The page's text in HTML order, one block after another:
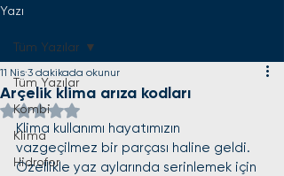
Yazı
Tüm Yazılar
Kombi
Klima
Hidrofor
Tüm Yazılar
Arçelik klima arıza kodları
11 Nis 3 dakikada okunur
5 üzerinden NaN yıldız
Klima kullanımı hayatımızın
vazgeçilmez bir parçası haline geldi.
Özellikle yaz aylarında serinlemek için